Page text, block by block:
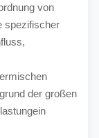
von
spezifischer
der großen